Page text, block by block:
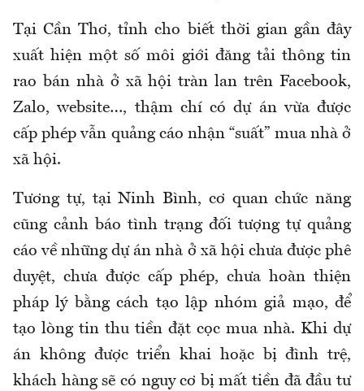
Tại Cần Thơ, tỉnh cho biết thời gian gần đây
xuất hiện một số môi giới đăng tải thông tin
rao bán nhà ở xã hội tràn lan trên Facebook,
Zalo, website…, thậm chí có dự án vừa được
cấp phép vẫn quảng cáo nhận “suất” mua nhà ở
xã hội.
Tương tự, tại Ninh Bình, cơ quan chức năng
cũng cảnh báo tình trạng đối tượng tự quảng
cáo về những dự án nhà ở xã hội chưa được phê
duyệt, chưa được cấp phép, chưa hoàn thiện
pháp lý bằng cách tạo lập nhóm giả mạo, để
tạo lòng tin thu tiền đặt cọc mua nhà. Khi dự
án không được triển khai hoặc bị đình trệ,
khách hàng sẽ có nguy cơ bị mất tiền đã đầu tư